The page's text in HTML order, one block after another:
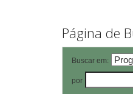
Página de
Buscar em:
por